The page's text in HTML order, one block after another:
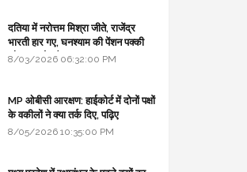
दतिया में नरोत्तम मिश्रा जीते, राजेंद्र
भारती हार गए, घनश्याम की पेंशन पक्की
और आशुतोष बैक टू...
8/03/2026 06:32:00 PM
MP ओबीसी आरक्षण: हाईकोर्ट में दोनों पक्षों
के वकीलों ने क्या तर्क दिए, पढ़िए
8/05/2026 10:35:00 PM